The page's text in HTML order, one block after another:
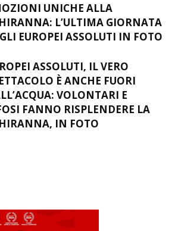
UNICHE ALLA
L’ULTIMA GIORNATA
EUROPEI ASSOLUTI IN FOTO
ASSOLUTI, IL VERO
È ANCHE FUORI
VOLONTARI E
FANNO RISPLENDERE LA
IN FOTO